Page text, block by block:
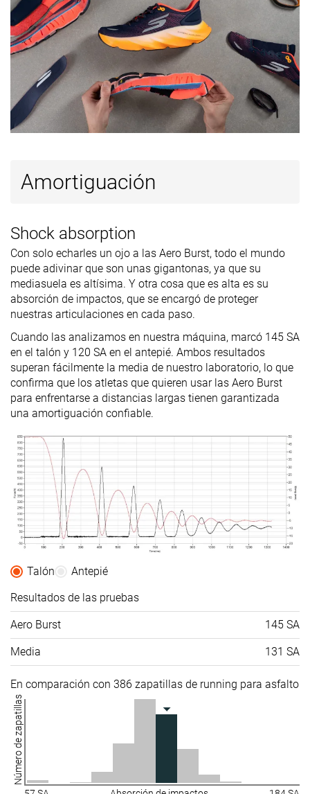
Clasificación #132 Top 36% #80 Top 22% Top 27%
Popularidad #33 Top 9% #193 48% inferior #99 Top 27%
Amortiguación
Shock absorption
Con solo echarles un ojo a las Aero Burst, todo el mundo
puede adivinar que son unas gigantonas, ya que su
mediasuela es altísima. Y otra cosa que es alta es su
absorción de impactos, que se encargó de proteger
nuestras articulaciones en cada paso.
Cuando las analizamos en nuestra máquina, marcó 145 SA
en el talón y 120 SA en el antepié. Ambos resultados
superan fácilmente la media de nuestro laboratorio, lo que
confirma que los atletas que quieren usar las Aero Burst
para enfrentarse a distancias largas tienen garantizada
una amortiguación confiable.
Talón
Antepié
Resultados de las pruebas
Aero Burst 145 SA
Media 131 SA
En comparación con 386 zapatillas de running para asfalto
Número de zapatillas